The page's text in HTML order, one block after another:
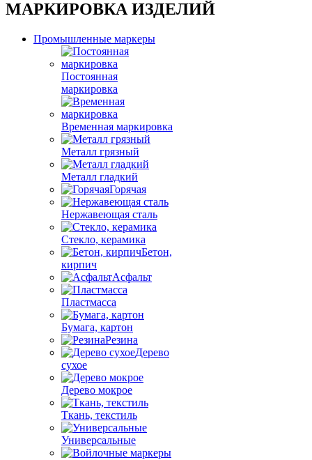
МАРКИРОВКА ИЗДЕЛИЙ
Промышленные маркеры
Постоянная
маркировка
Временная маркировка
Металл грязный
Металл гладкий
Горячая
Нержавеющая сталь
Стекло, керамика
Бетон,
кирпич
Асфальт
Пластмасса
Бумага, картон
Резина
Дерево
сухое
Дерево мокрое
Ткань, текстиль
Универсальные